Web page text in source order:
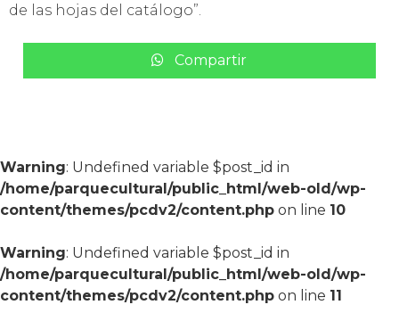
de las hojas del catálogo”.
Compartir
Warning: Undefined variable $post_id in
/home/parquecultural/public_html/web-old/wp-
content/themes/pcdv2/content.php on line 10
Warning: Undefined variable $post_id in
/home/parquecultural/public_html/web-old/wp-
content/themes/pcdv2/content.php on line 11